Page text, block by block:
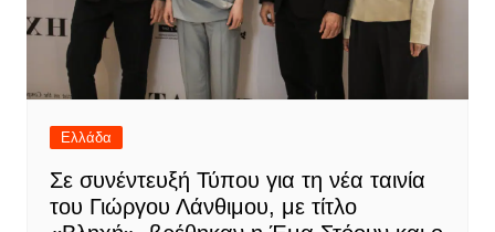
Ελλάδα
Σε συνέντευξή Τύπου για τη νέα ταινία
του Γιώργου Λάνθιμου, με τίτλο